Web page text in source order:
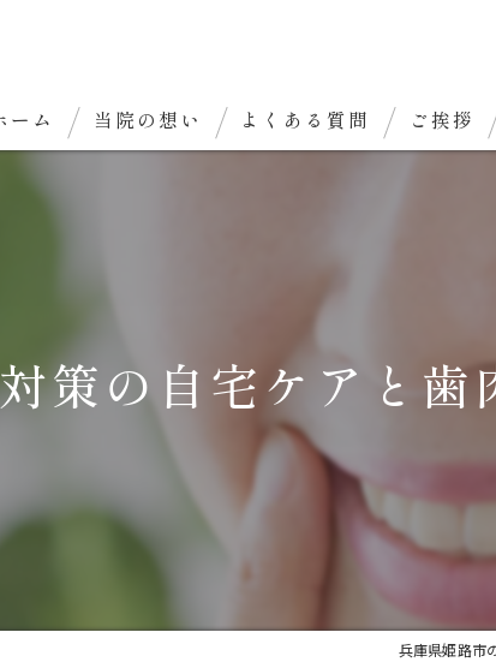
ーム 当院の想い よくある質問 ご挨拶
策の自宅ケアと歯
兵庫県姫路市